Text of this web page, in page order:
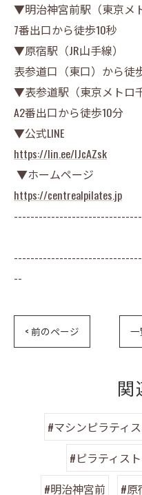
▼明治神宮前駅（東京メ
7番出口から徒歩10秒
▼原宿駅（JR山手線）
表参道口（東口）から徒
▼表参道駅（東京メトロ
A2番出口から徒歩10分
▼公式LINE
https://lin.ee/lJcAZsk
▼ホームページ
https://centrealpilates.jp
--
< 前のページ 一
関
#マシンピラティス
#ピラティス
#明治神宮前
#原